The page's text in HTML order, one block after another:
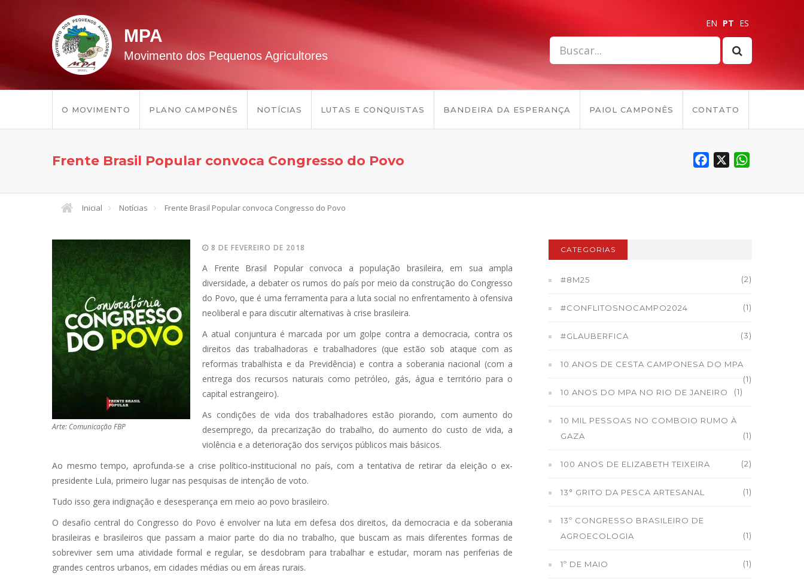
MPA
Movimento dos Pequenos Agricultores
EN PT ES
O MOVIMENTO PLANO CAMPONÊS NOTÍCIAS LUTAS E CONQUISTAS BANDEIRA DA ESPERANÇA PAIOL CAMPONÊS CONTATO
Frente Brasil Popular convoca Congresso do Povo Facebook
Inicial Notícias Frente Brasil Popular convoca Congresso do Povo
8 DE FEVEREIRO DE 2018
Arte: Comunicação FBP
A Frente Brasil Popular convoca a população brasileira, em sua ampla
diversidade, a debater os rumos do país por meio da construção do Congresso
do Povo, que é uma ferramenta para a luta social no enfrentamento à ofensiva
neoliberal e para discutir alternativas à crise brasileira.
A atual conjuntura é marcada por um golpe contra a democracia, contra os
direitos das trabalhadoras e trabalhadores (que estão sob ataque com as
reformas trabalhista e da Previdência) e contra a soberania nacional (com a
entrega dos recursos naturais como petróleo, gás, água e território para o
capital estrangeiro).
As condições de vida dos trabalhadores estão piorando, com aumento do
desemprego, da precarização do trabalho, do aumento do custo de vida, a
violência e a deterioração dos serviços públicos mais básicos.
Ao mesmo tempo, aprofunda-se a crise político-institucional no país, com a tentativa de retirar da eleição o ex-
presidente Lula, primeiro lugar nas pesquisas de intenção de voto.
Tudo isso gera indignação e desesperança em meio ao povo brasileiro.
O desafio central do Congresso do Povo é envolver na luta em defesa dos direitos, da democracia e da soberania
brasileiras e brasileiros que passam a maior parte do dia no trabalho, que buscam as mais diferentes formas de
sobreviver sem uma atividade formal e regular, se desdobram para trabalhar e estudar, moram nas periferias de
grandes centros urbanos, em cidades médias ou em áreas rurais.
CATEGORIAS
#8M25 (2)
#CONFLITOSNOCAMPO2024 (1)
#GLAUBERFICA (3)
10 ANOS DE CESTA CAMPONESA DO MPA
(1)
10 ANOS DO MPA NO RIO DE JANEIRO
(1)
10 MIL PESSOAS NO COMBOIO RUMO À
GAZA
(1)
100 ANOS DE ELIZABETH TEIXEIRA (2)
13° GRITO DA PESCA ARTESANAL (1)
13º CONGRESSO BRASILEIRO DE
AGROECOLOGIA
(1)
1º DE MAIO (1)